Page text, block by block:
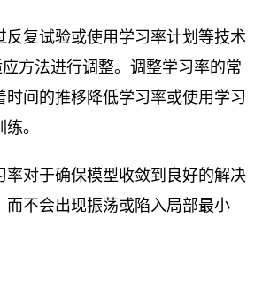
反复试验或使用学习率计划等技术
方法进行调整。调整学习率的常
时间的推移降低学习率或使用学习
。
率对于确保模型收敛到良好的解决
而不会出现振荡或陷入局部最小